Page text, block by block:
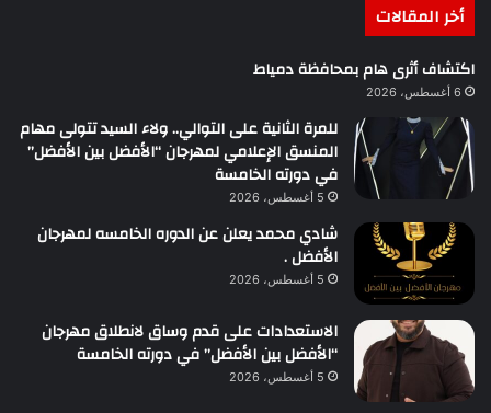
أخر المقالات
اكتشاف أثرى هام بمحافظة دمياط
6 أغسطس، 2026
للمرة الثانية على التوالي.. ولاء السيد تتولى مهام
المنسق الإعلامي لمهرجان “الأفضل بين الأفضل”
في دورته الخامسة
5 أغسطس، 2026
شادي محمد يعلن عن الدوره الخامسه لمهرجان
الأفضل .
5 أغسطس، 2026
الاستعدادات على قدم وساق لانطلاق مهرجان
“الأفضل بين الأفضل” في دورته الخامسة
5 أغسطس، 2026